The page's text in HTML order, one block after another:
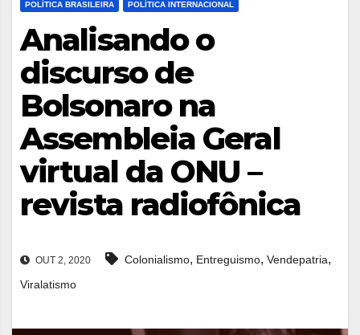
POLÍTICA BRASILEIRA POLÍTICA INTERNACIONAL
Analisando o
discurso de
Bolsonaro na
Assembleia Geral
virtual da ONU –
revista radiofônica
OUT 2, 2020 Colonialismo, Entreguismo, Vendepatria,
Viralatismo